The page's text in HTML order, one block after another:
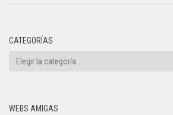
CATEGORÍAS
Categorías
WEBS AMIGAS